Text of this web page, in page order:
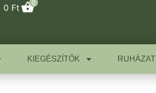
0 Ft
0
KIEGÉSZÍTŐK RUHÁZAT